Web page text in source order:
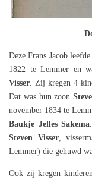
Deze Frans Jacob
1822 te Lemmer en
Visser. Zij kregen 4
Dat was hun zoon
november 1834 te
Baukje Jelles Sakema
Steven Visser,
Lemmer) die gehuwd
Ook zij kregen